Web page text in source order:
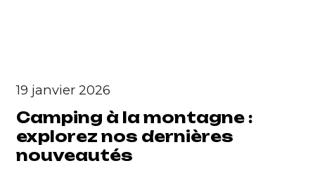
19 janvier 2026
Camping à la montagne :
explorez nos dernières
nouveautés